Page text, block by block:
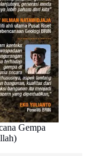
Gempa